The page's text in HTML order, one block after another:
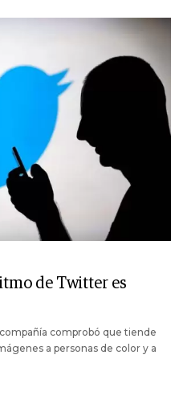
de Twitter es
comprobó que tiende
a personas de color y a